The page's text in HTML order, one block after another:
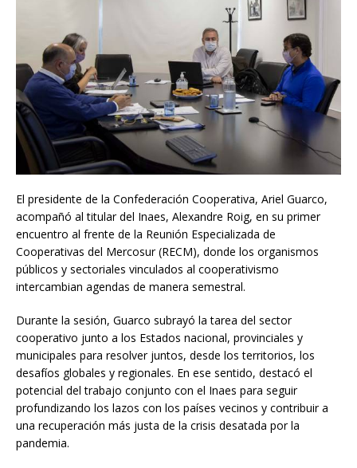
El presidente de la Confederación Cooperativa, Ariel Guarco,
acompañó al titular del Inaes, Alexandre Roig, en su primer
encuentro al frente de la Reunión Especializada de
Cooperativas del Mercosur (RECM), donde los organismos
públicos y sectoriales vinculados al cooperativismo
intercambian agendas de manera semestral.
Durante la sesión, Guarco subrayó la tarea del sector
cooperativo junto a los Estados nacional, provinciales y
municipales para resolver juntos, desde los territorios, los
desafíos globales y regionales. En ese sentido, destacó el
potencial del trabajo conjunto con el Inaes para seguir
profundizando los lazos con los países vecinos y contribuir a
una recuperación más justa de la crisis desatada por la
pandemia.